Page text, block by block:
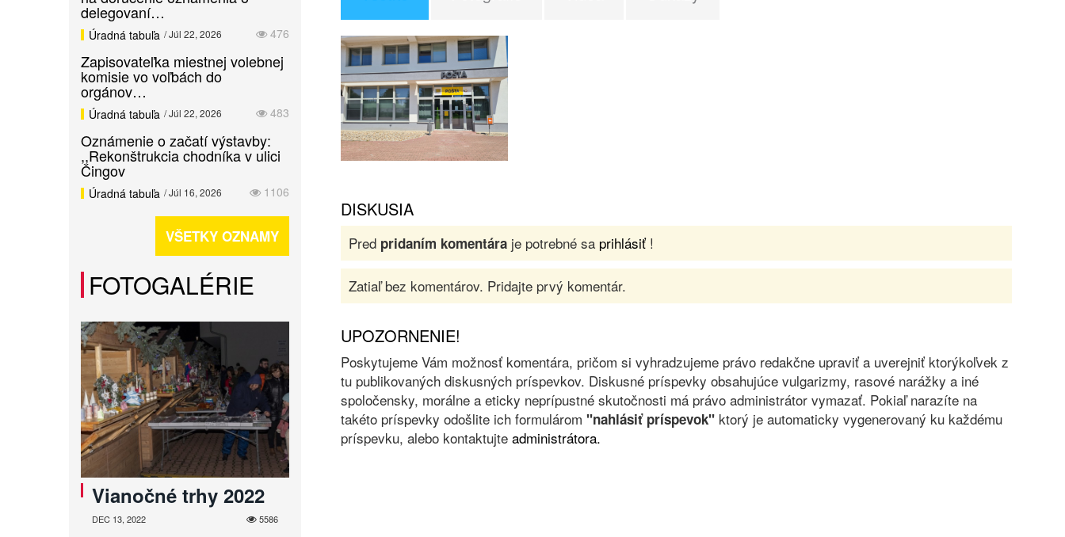
DISKUSIA
Pred pridaním komentáraje potrebné sa prihlásiť!
Zatiaľ bez komentárov. Pridajte prvý komentár.
UPOZORNENIE!
Poskytujeme Vám možnosť komentára, pričom si vyhradzujeme právo redakčne upraviť a uverejniť ktorýkoľvek z
tu publikovaných diskusných príspevkov. Diskusné príspevky obsahujúce vulgarizmy, rasové narážky a iné
spoločensky, morálne a eticky neprípustné skutočnosti má právo administrátor vymazať. Pokiaľ narazíte na
takéto príspevky odošlite ich formulárom "nahlásiť príspevok"ktorý je automaticky vygenerovaný ku každému
príspevku, alebo kontaktujte administrátora.
delegovaní…
476
Úradná tabuľa / Júl 22, 2026
Zapisovateľka miestnej volebnej
komisie vo voľbách do
orgánov…
483
Úradná tabuľa / Júl 22, 2026
Oznámenie o začatí výstavby:
,,Rekonštrukcia chodníka v ulici
Čingov
1106
Úradná tabuľa / Júl 16, 2026
VŠETKY OZNAMY
FOTOGALÉRIE
Vianočné trhy 2022
5586
DEC 13, 2022